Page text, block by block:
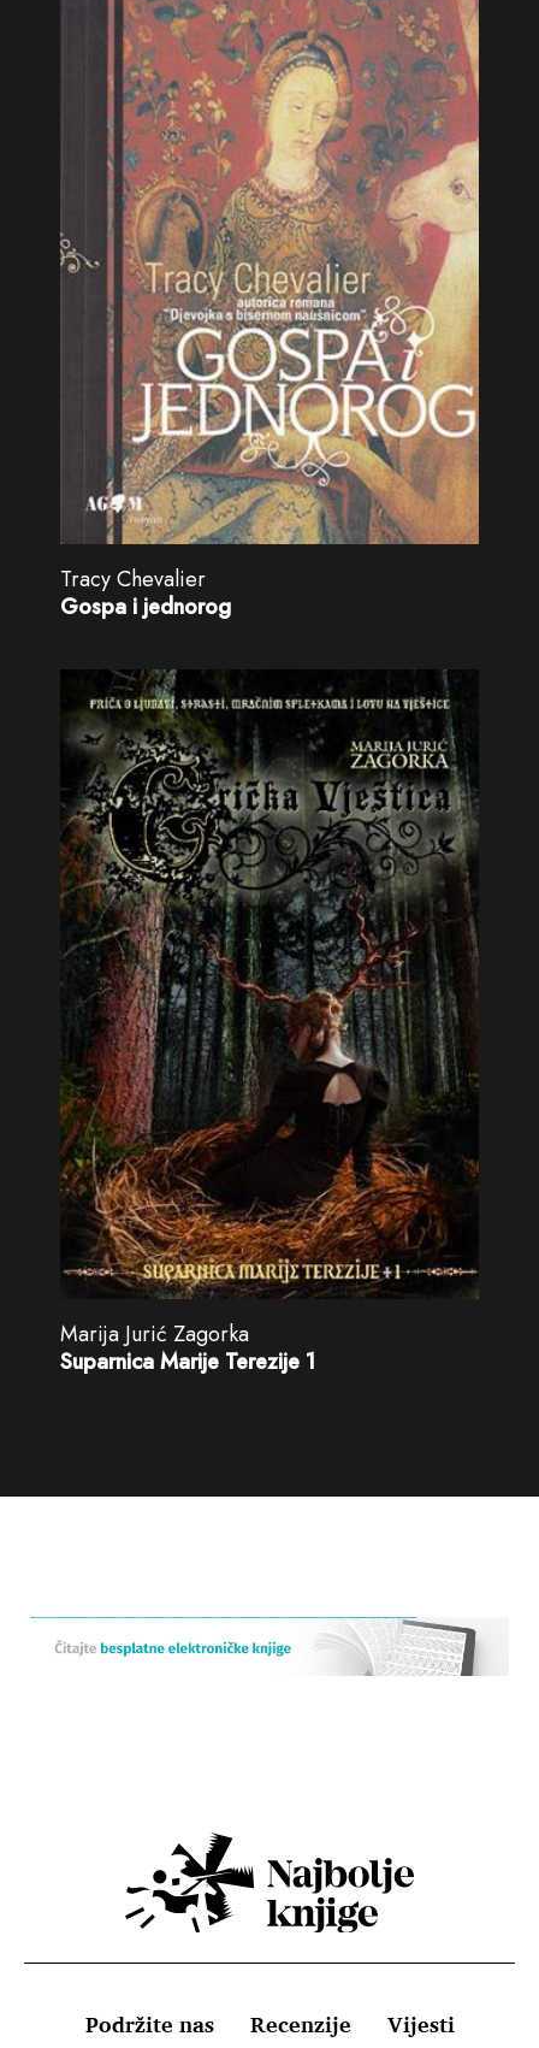
Tracy Chevalier
Gospa i jednorog
Marija Jurić Zagorka
Suparnica Marije Terezije 1
Podržite nas Recenzije
Vijesti